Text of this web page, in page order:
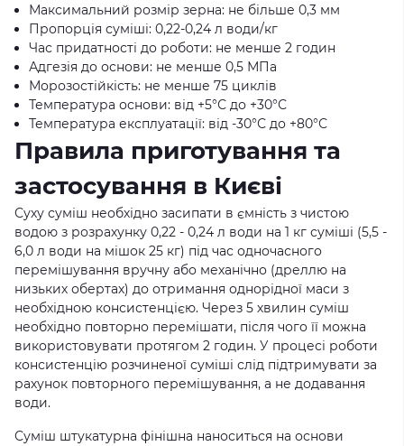
Максимальний розмір зерна: не більше 0,3 мм
Пропорція суміші: 0,22-0,24 л води/кг
Час придатності до роботи: не менше 2 годин
Адгезія до основи: не менше 0,5 МПа
Морозостійкість: не менше 75 циклів
Температура основи: від +5°С до +30°С
Температура експлуатації: від -30°С до +80°С
Правила приготування та
застосування в Києві
Суху суміш необхідно засипати в ємність з чистою
водою з розрахунку 0,22 - 0,24 л води на 1 кг суміші (5,5 -
6,0 л води на мішок 25 кг) під час одночасного
перемішування вручну або механічно (дреллю на
низьких обертах) до отримання однорідної маси з
необхідною консистенцією. Через 5 хвилин суміш
необхідно повторно перемішати, після чого її можна
використовувати протягом 2 годин. У процесі роботи
консистенцію розчиненої суміші слід підтримувати за
рахунок повторного перемішування, а не додавання
води.
Суміш штукатурна фінішна наноситься на основи